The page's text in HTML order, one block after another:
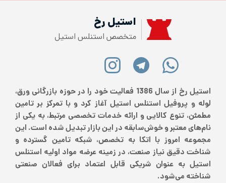
استیل رخ
متخصص استنلس استیل
استیل رخ از سال 1386 فعالیت خود را در حوزه بازرگانی ورق،
لوله و پروفیل استنلس استیل آغاز کرد و با تمرکز بر تامین
مطمئن، تنوع کالایی و ارائه خدمات تخصصی مرتبط، به یکی از
نام‌های معتبر و خوش‌سابقه در این بازار تبدیل شده است. این
مجموعه امروز با اتکا به تخصص، شبکه تامین گسترده و
شناخت دقیق نیاز صنعت، در زمینه عرضه مواد اولیه استنلس
استیل به عنوان شریکی قابل اعتماد برای فعالان صنعتی
شناخته می‌شود.